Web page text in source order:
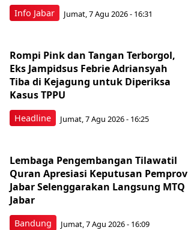
Info Jabar Jumat, 7 Agu 2026 - 16:31
Headline
Rompi Pink dan Tangan Terborgol,
Eks Jampidsus Febrie Adriansyah
Tiba di Kejagung untuk Diperiksa
Kasus TPPU
Jumat, 7 Agu 2026 - 16:25
Bandung
Lembaga Pengembangan Tilawatil
Quran Apresiasi Keputusan Pemprov
Jabar Selenggarakan Langsung MTQ
Jabar
Jumat, 7 Agu 2026 - 16:09